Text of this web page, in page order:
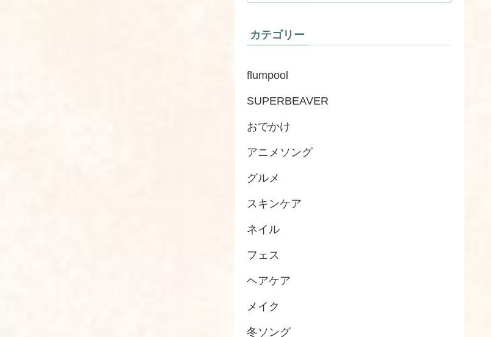
カテゴリー
flumpool
SUPERBEAVER
おでかけ
アニメソング
グルメ
スキンケア
ネイル
フェス
ヘアケア
メイク
冬ソング